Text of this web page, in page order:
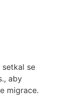
setkal se
aby
migrace.